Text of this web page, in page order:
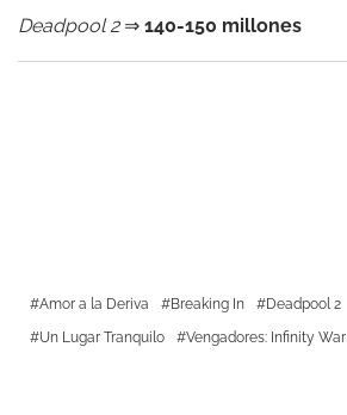
Deadpool 2⇒ 140-150 millones
Amor a la Deriva Breaking In Deadpool 2
Un Lugar Tranquilo
Vengadores: Infinity War